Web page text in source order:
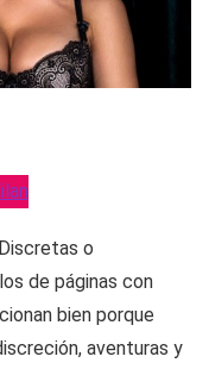
o
de páginas con
bien porque
aventuras y